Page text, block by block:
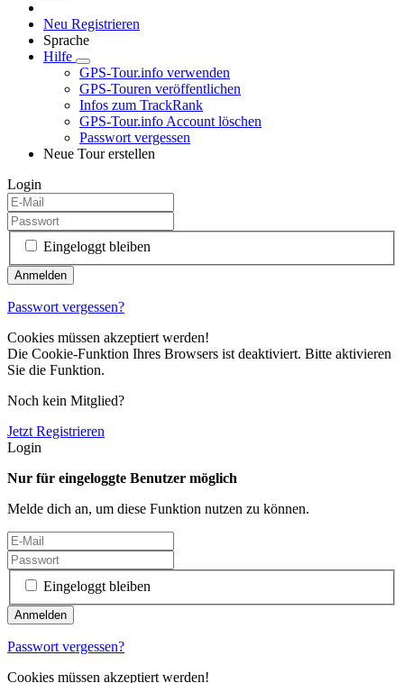
Neu Registrieren
Sprache
Hilfe
GPS-Tour.info verwenden
GPS-Touren veröffentlichen
Infos zum TrackRank
GPS-Tour.info Account löschen
Passwort vergessen
Neue Tour erstellen
Login
Eingeloggt bleiben
Passwort vergessen?
Cookies müssen akzeptiert werden!
Die Cookie-Funktion Ihres Browsers ist deaktiviert. Bitte aktivieren
Sie die Funktion.
Noch kein Mitglied?
Jetzt Registrieren
Login
Nur für eingeloggte Benutzer möglich
Melde dich an, um diese Funktion nutzen zu können.
Eingeloggt bleiben
Passwort vergessen?
Cookies müssen akzeptiert werden!